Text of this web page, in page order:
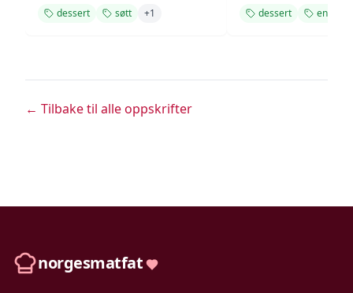
dessert søtt +1 dessert enkel
← Tilbake til alle oppskrifter
norgesmatfat